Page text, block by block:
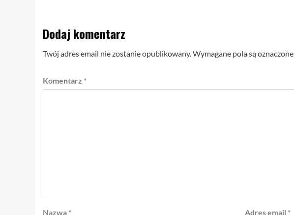
Dodaj komentarz
Twój adres email nie zostanie opublikowany.Wymagane pola są oznaczone
Komentarz *
Nazwa * Adres email *